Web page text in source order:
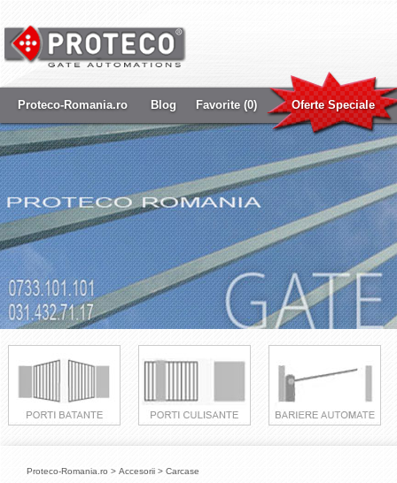
Proteco-Romania.ro Blog Favorite (0) Oferte Speciale
Proteco-Romania.ro > Accesorii > Carcase